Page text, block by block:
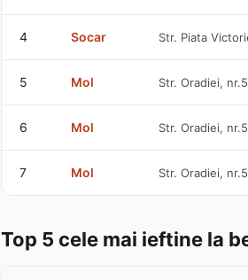
4 Socar Str. Piata
5 Mol Str. Oradiei,
6 Mol Str. Oradiei,
7 Mol Str. Oradiei,
Top 5 cele mai ieftine la